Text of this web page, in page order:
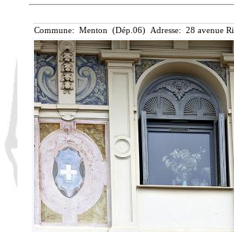
Commune: Menton (Dép.06) Adresse: 28 avenue